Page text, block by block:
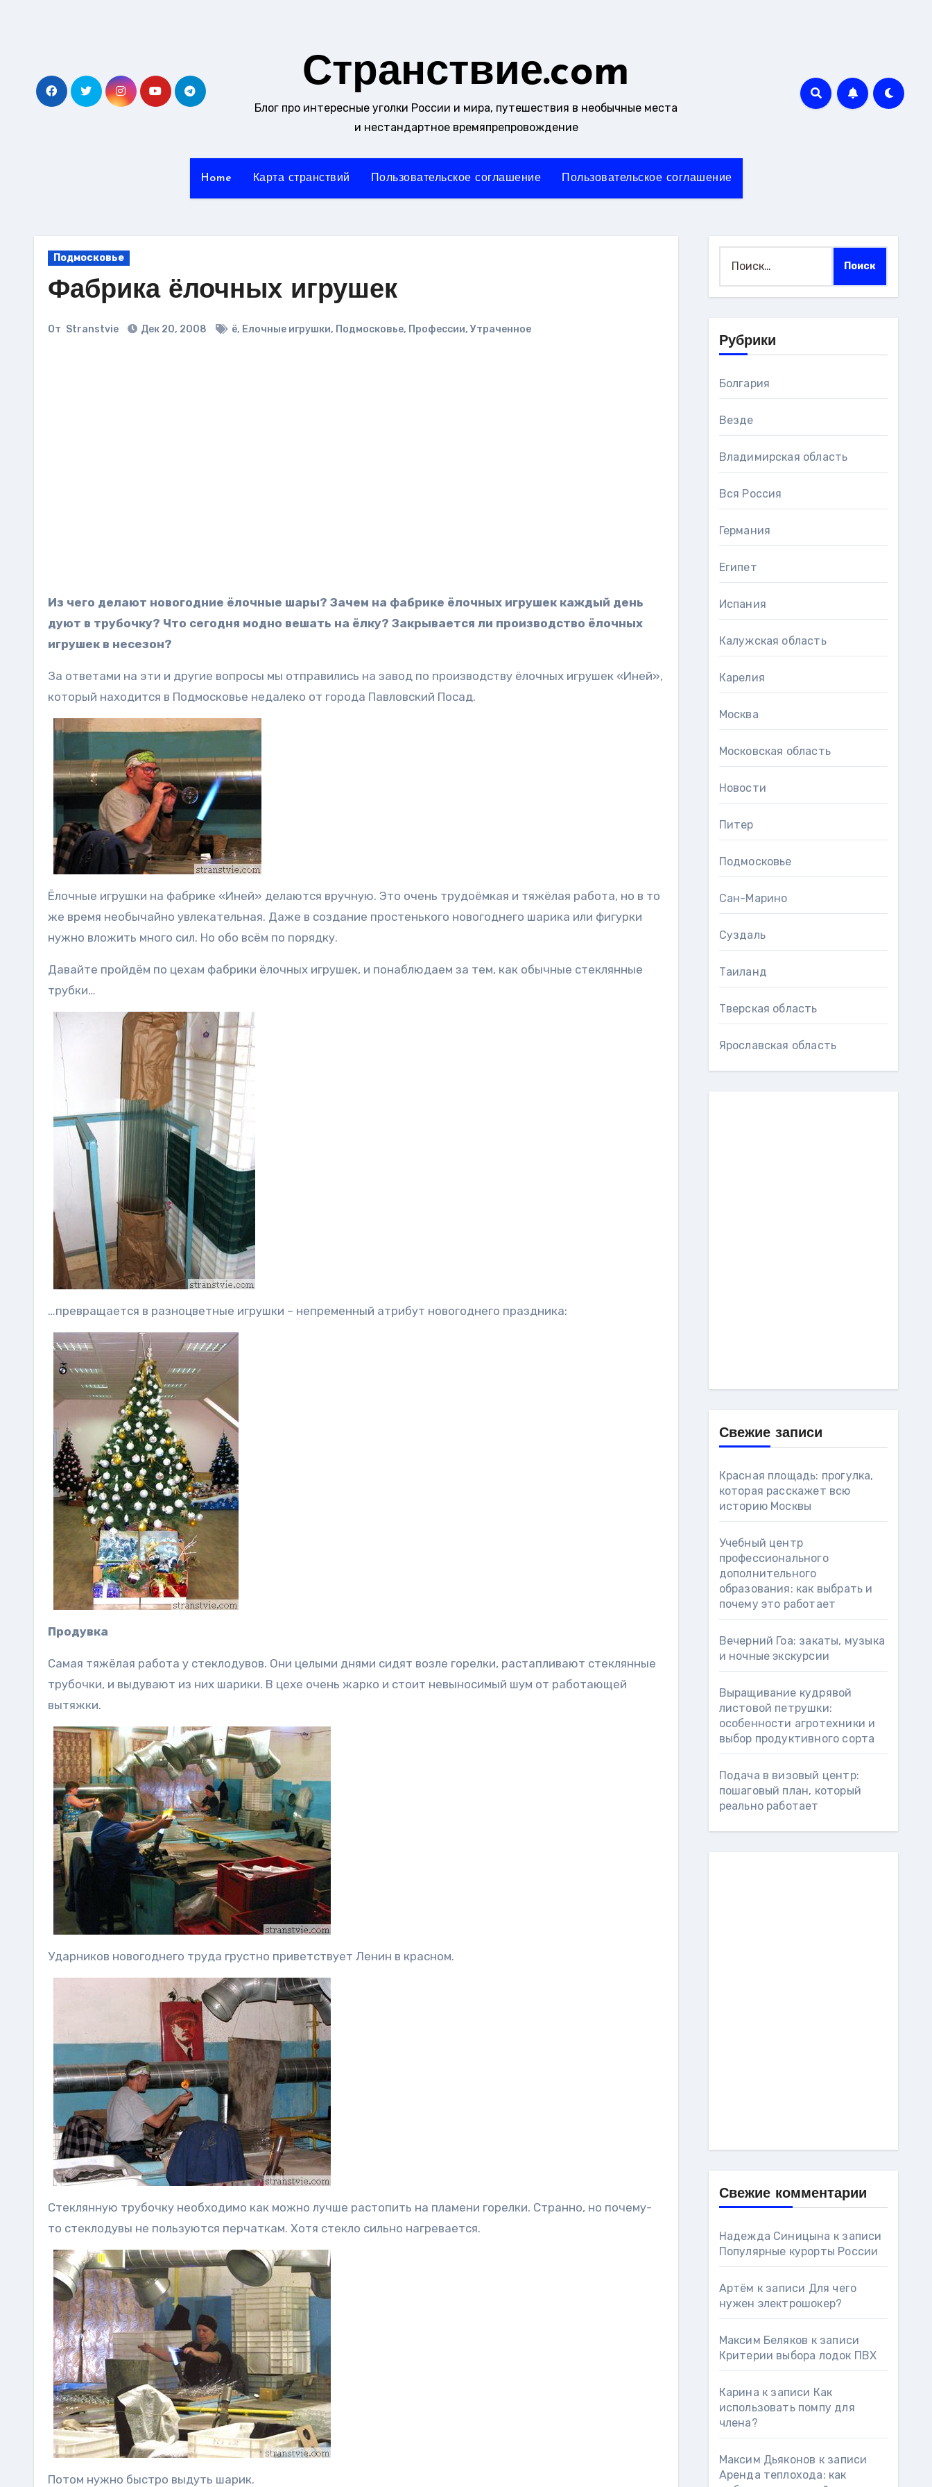
Странствие.com
Блог про интересные уголки России и мира, путешествия в необычные места
и нестандартное времяпрепровождение
Home Карта странствий Пользовательское соглашение Пользовательское соглашение
Подмосковье
Фабрика ёлочных игрушек
От Stranstvie Дек 20, 2008 ё, Елочные игрушки, Подмосковье, Профессии, Утраченное
Из чего делают новогодние ёлочные шары? Зачем на фабрике ёлочных игрушек каждый день
дуют в трубочку? Что сегодня модно вешать на ёлку? Закрывается ли производство ёлочных
игрушек в несезон?
За ответами на эти и другие вопросы мы отправились на завод по производству ёлочных игрушек «Иней»,
который находится в Подмосковье недалеко от города Павловский Посад.
Ёлочные игрушки на фабрике «Иней» делаются вручную. Это очень трудоёмкая и тяжёлая работа, но в то
же время необычайно увлекательная. Даже в создание простенького новогоднего шарика или фигурки
нужно вложить много сил. Но обо всём по порядку.
Давайте пройдём по цехам фабрики ёлочных игрушек, и понаблюдаем за тем, как обычные стеклянные
трубки…
…превращается в разноцветные игрушки – непременный атрибут новогоднего праздника:
Продувка
Самая тяжёлая работа у стеклодувов. Они целыми днями сидят возле горелки, растапливают стеклянные
трубочки, и выдувают из них шарики. В цехе очень жарко и стоит невыносимый шум от работающей
вытяжки.
Ударников новогоднего труда грустно приветствует Ленин в красном.
Стеклянную трубочку необходимо как можно лучше растопить на пламени горелки. Странно, но почему-
то стеклодувы не пользуются перчаткам. Хотя стекло сильно нагревается.
Потом нужно быстро выдуть шарик.
Рубрики
Болгария
Везде
Владимирская область
Вся Россия
Германия
Египет
Испания
Калужская область
Карелия
Москва
Московская область
Новости
Питер
Подмосковье
Сан-Марино
Суздаль
Таиланд
Тверская область
Ярославская область
Свежие записи
Красная площадь: прогулка,
которая расскажет всю
историю Москвы
Учебный центр
профессионального
дополнительного
образования: как выбрать и
почему это работает
Вечерний Гоа: закаты, музыка
и ночные экскурсии
Выращивание кудрявой
листовой петрушки:
особенности агротехники и
выбор продуктивного сорта
Подача в визовый центр:
пошаговый план, который
реально работает
Свежие комментарии
Надежда Синицына к записи
Популярные курорты России
Артём к записи Для чего
нужен электрошокер?
Максим Беляков к записи
Критерии выбора лодок ПВХ
Карина к записи Как
использовать помпу для
члена?
Максим Дьяконов к записи
Аренда теплохода: как